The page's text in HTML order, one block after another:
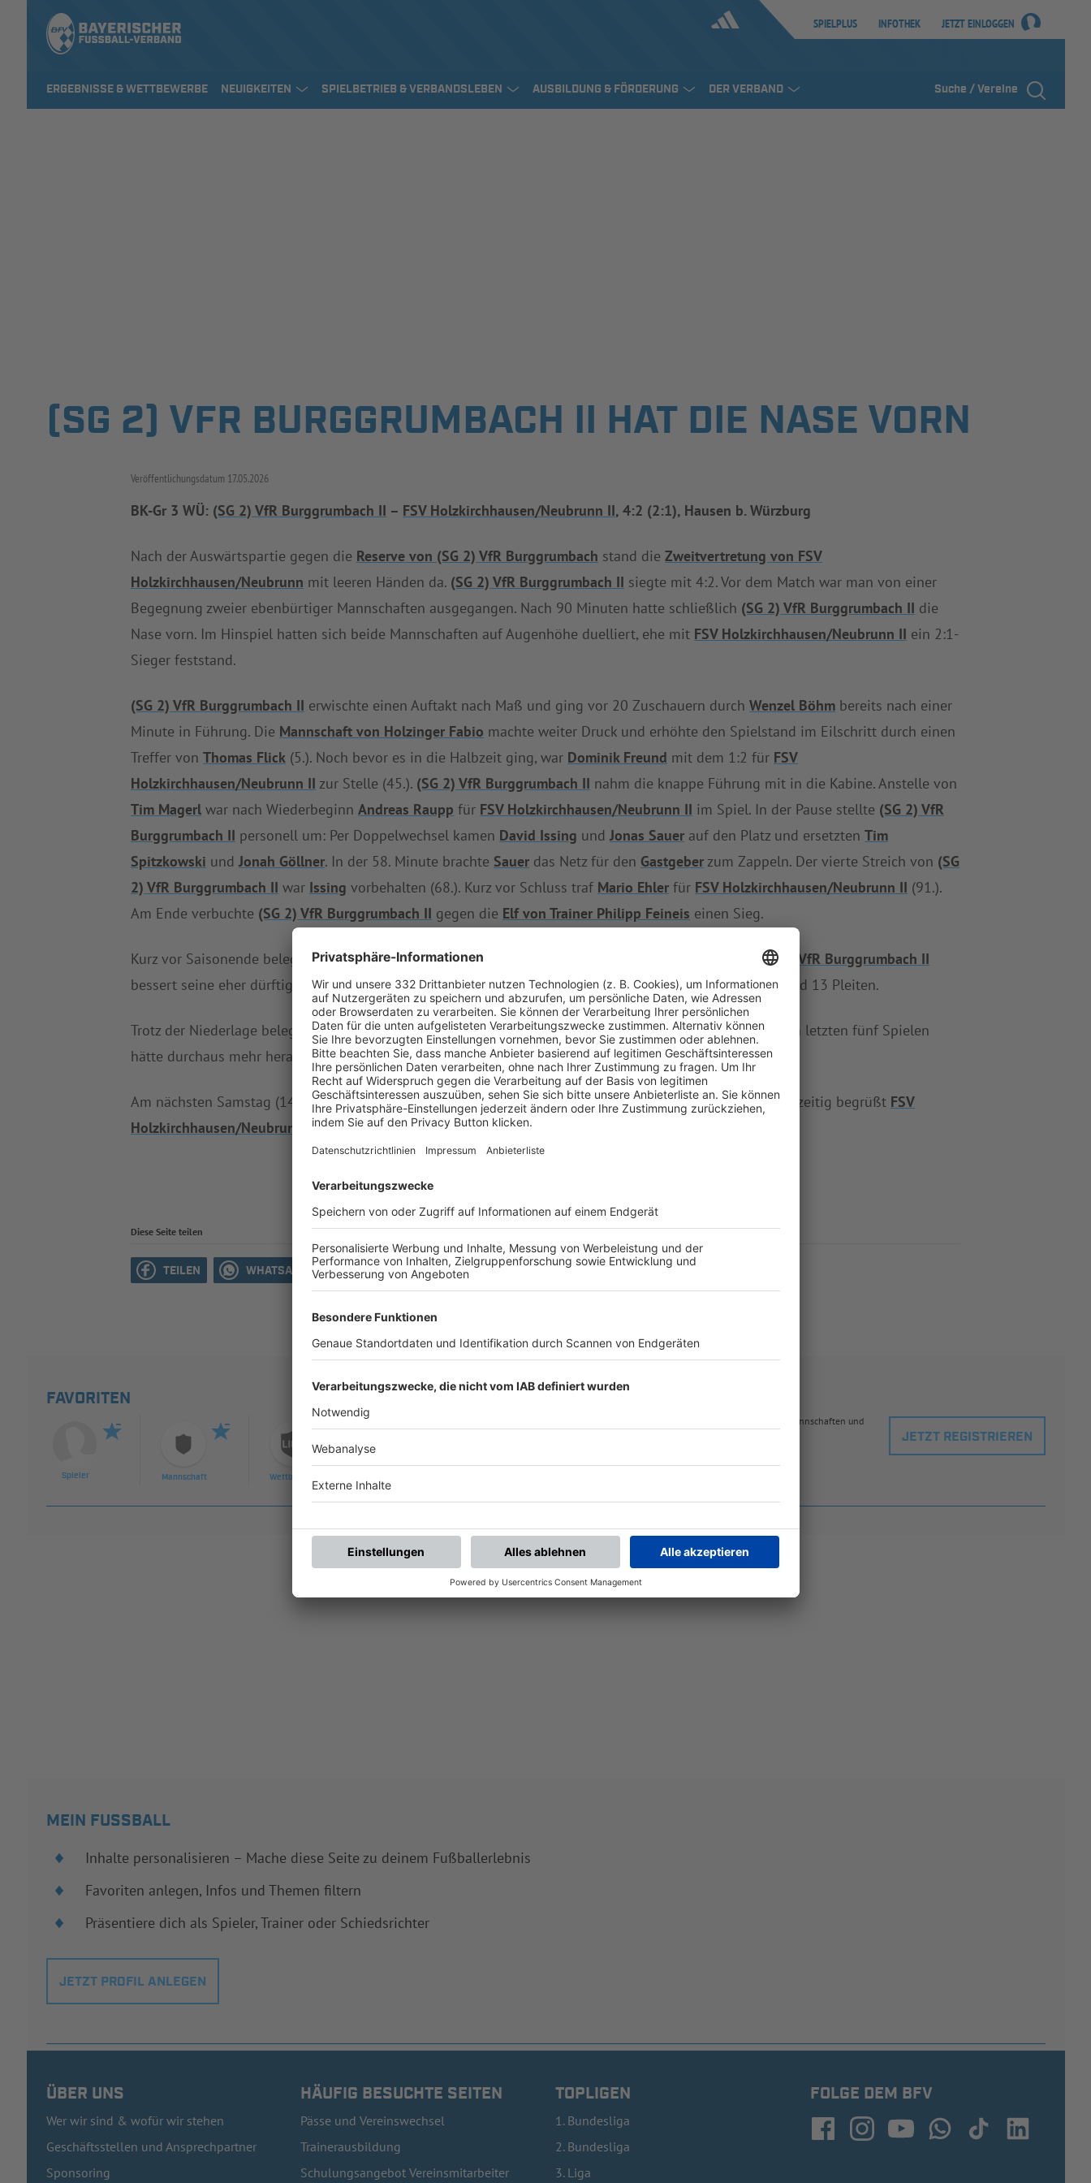
SPIELPLUS INFOTHEK JETZT EINLOGGEN
ERGEBNISSE & WETTBEWERBE NEUIGKEITEN SPIELBETRIEB & VERBANDSLEBEN AUSBILDUNG & FÖRDERUNG DER VERBAND Suche / Vereine
(SG 2) VFR BURGGRUMBACH II HAT DIE NASE VORN
Veröffentlichungsdatum 17.05.2026
BK-Gr 3 WÜ: (SG 2) VfR Burggrumbach II – FSV Holzkirchhausen/Neubrunn II, 4:2 (2:1), Hausen b. Würzburg
Nach der Auswärtspartie gegen die Reserve von (SG 2) VfR Burggrumbach stand dieZweitvertretung von FSV
Holzkirchhausen/Neubrunn mit leeren Händen da. (SG 2) VfR Burggrumbach II siegte mit 4:2. Vor dem Match war man von einer
Begegnung zweier ebenbürtiger Mannschaften ausgegangen. Nach 90 Minuten hatte schließlich (SG 2) VfR Burggrumbach II die
Nase vorn. Im Hinspiel hatten sich beide Mannschaften auf Augenhöhe duelliert, ehe mit FSV Holzkirchhausen/Neubrunn II ein 2:1-
Sieger feststand.
(SG 2) VfR Burggrumbach II erwischte einen Auftakt nach Maß und ging vor 20 Zuschauern durchWenzel Böhm bereits nach einer
Minute in Führung. Die Mannschaft von Holzinger Fabio machte weiter Druck und erhöhte den Spielstand im Eilschritt durch einen
Treffer vonThomas Flick (5.). Noch bevor es in die Halbzeit ging, war Dominik Freund mit dem 1:2 für FSV
Holzkirchhausen/Neubrunn II zur Stelle (45.). (SG 2) VfR Burggrumbach II nahm die knappe Führung mit in die Kabine. Anstelle von
Tim Magerl war nach WiederbeginnAndreas Raupp für FSV Holzkirchhausen/Neubrunn II im Spiel. In der Pause stellte (SG 2) VfR
Burggrumbach II personell um: Per Doppelwechsel kamen David Issing undJonas Sauer auf den Platz und ersetztenTim
Spitzkowski undJonah Göllner. In der 58. Minute brachte Sauer das Netz für den Gastgeber zum Zappeln. Der vierte Streich von (SG
2) VfR Burggrumbach II war Issing vorbehalten (68.). Kurz vor Schluss traf Mario Ehler für FSV Holzkirchhausen/Neubrunn II (91.).
Am Ende verbuchte (SG 2) VfR Burggrumbach II gegen die Elf von Trainer Philipp Feineis einen Sieg.
Kurz vor Saisonende belegt (SG 2) VfR Burggrumbach IImit 24 Punkten den zehnten Tabellenplatz.
(SG 2) VfR Burggrumbach II
bessert seine eher dürftige Bilanz auf und kommt nun auf insgesamt sieben Siege, drei Unentschieden und 13 Pleiten.
Trotz der Niederlage belegt FSV Holzkirchhausen/Neubrunn IIweiterhin den sechsten Tabellenplatz. In den letzten fünf Spielen
hätte durchaus mehr herausspringen können für dieGäste, sodass man lediglich drei Punkte holte.
Am nächsten Samstag (14:00 Uhr) reist(SG 2) VfR Burggrumbach IIzu(SG 2) Retzbach-Zellingen II, gleichzeitig begrüßt FSV
Holzkirchhausen/Neubrunn II (SG 1) Soccer Club/ TV 73 Würzburg
Diese Seite teilen
TEILEN WHATSAPP MAIL
FAVORITEN
Spieler Mannschaft Wettbewerb
Nach der Registrierung kannst du dir Favoriten setzen. So bist du ganz nah an deinen Lieblingsspielern, Mannschaften und
JETZT REGISTRIEREN
MEIN FUSSBALL
Inhalte personalisieren – Mache diese Seite zu deinem Fußballerlebnis
Favoriten anlegen, Infos und Themen filtern
Präsentiere dich als Spieler, Trainer oder Schiedsrichter
JETZT PROFIL ANLEGEN
ÜBER UNS
Wer wir sind & wofür wir stehen
Geschäftsstellen und Ansprechpartner
Sponsoring
HÄUFIG BESUCHTE SEITEN
Pässe und Vereinswechsel
Trainerausbildung
Schulungsangebot Vereinsmitarbeiter
TOPLIGEN
1. Bundesliga
2. Bundesliga
3. Liga
FOLGE DEM BFV